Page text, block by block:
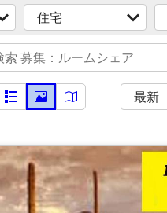
住宅
最新